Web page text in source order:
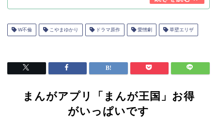
W不倫 こやまゆかり ドラマ原作 愛憎劇 草壁エリザ
まんがアプリ「まんが王国」お得
がいっぱいです